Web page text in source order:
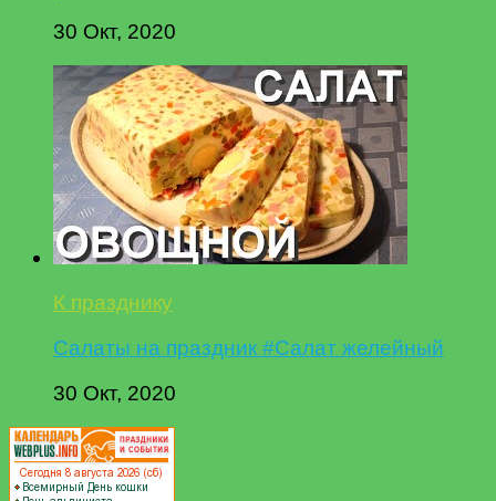
30 Окт, 2020
К празднику
Салаты на праздник #Салат желейный
30 Окт, 2020